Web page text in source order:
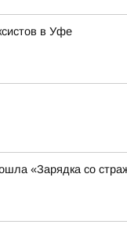
в Уфе
«Зарядка со